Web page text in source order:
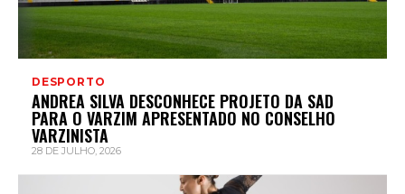
DESPORTO
ANDREA SILVA DESCONHECE PROJETO DA SAD
PARA O VARZIM APRESENTADO NO CONSELHO
VARZINISTA
28 DE JULHO, 2026